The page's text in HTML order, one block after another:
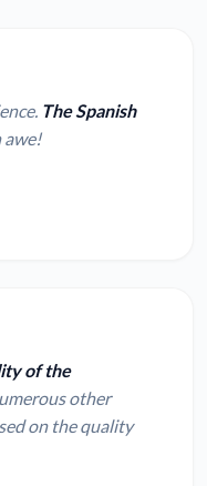
The Spanish
awe!
of the
other
on the quality